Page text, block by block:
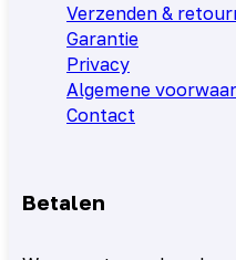
Verzenden &
Garantie
Privacy
Algemene
Contact
Betalen